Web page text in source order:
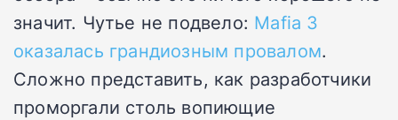
значит. Чутье не подвело: Mafia 3
оказалась грандиозным провалом.
Сложно представить, как разработчики
проморгали столь вопиющие